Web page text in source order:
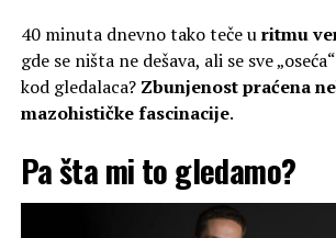
40 minuta dnevno tako teče uritmu
gde se ništa ne dešava, ali se sve
kod gledalaca? Zbunjenost praćena
mazohističke fascinacije.
Pa šta mi to gledamo?